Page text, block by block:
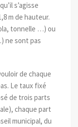
s’agisse
m de hauteur.
tonnelle …) ou
ne sont pas
de chaque
Le taux fixé
de trois parts
chaque part
municipal, du